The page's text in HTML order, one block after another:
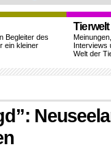
Begleiter des
ein kleiner
Tierwelt
Interviews
Welt der